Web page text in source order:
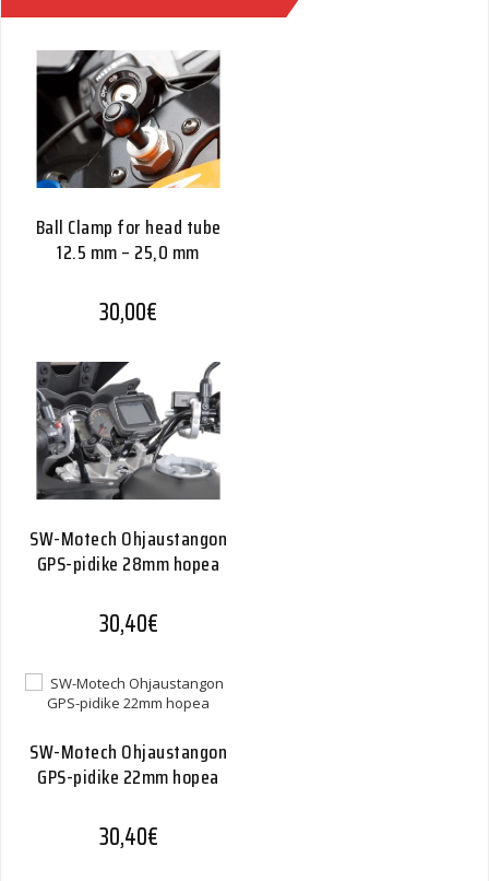
Ball Clamp for head tube
12.5 mm – 25,0 mm
30,00€
SW-Motech Ohjaustangon
GPS-pidike 28mm hopea
30,40€
SW-Motech Ohjaustangon
GPS-pidike 22mm hopea
30,40€